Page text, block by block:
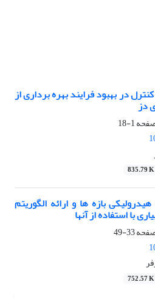
در بهبود فرایند بهره برداری از
دز
1-18
835.79 K
بازه ها و ارائه الگوریتم
با استفاده از آنها
33-49
752.57 K